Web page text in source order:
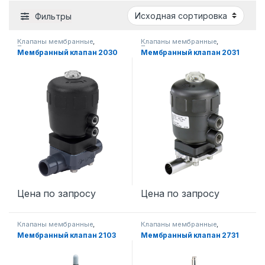
Фильтры
Клапаны мембранные,
Промышленная запорная
арматура
Мембранный клапан 2030
Цена по запросу
Клапаны мембранные,
Промышленная запорная
арматура
Мембранный клапан 2031
Цена по запросу
Клапаны мембранные,
Промышленная запорная
арматура
Мембранный клапан 2103
Клапаны мембранные,
Промышленная запорная
арматура
Мембранный клапан 2731